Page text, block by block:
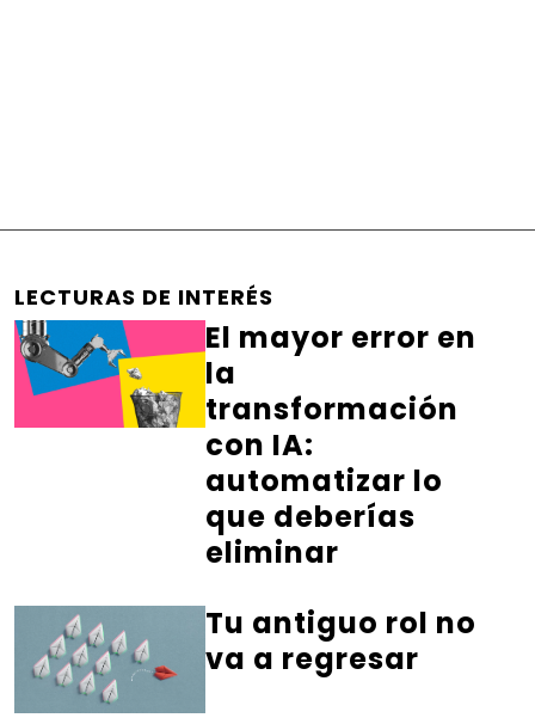
LECTURAS DE INTERÉS
El mayor error en
la
transformación
con IA:
automatizar lo
que deberías
eliminar
Tu antiguo rol no
va a regresar